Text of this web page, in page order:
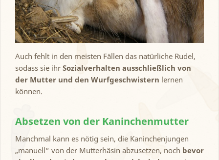
Auch fehlt in den meisten Fällen das natürliche Rudel,
sodass sie ihr Sozialverhalten ausschließlich von
der Mutter und den Wurfgeschwistern lernen
können.
Absetzen von der Kaninchenmutter
Manchmal kann es nötig sein, die Kaninchenjungen
„manuell“ von der Mutterhäsin abzusetzen, noch bevor